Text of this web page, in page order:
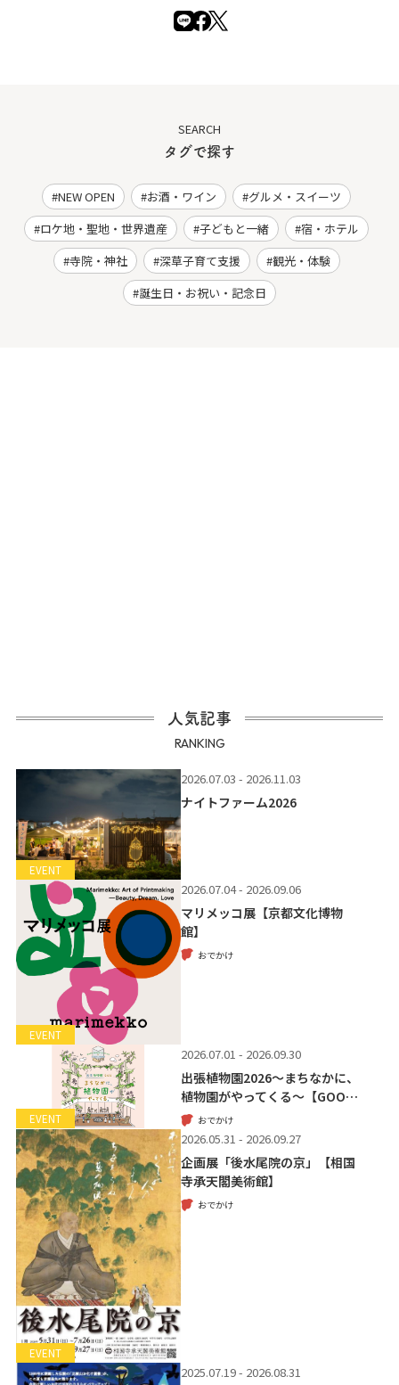
SEARCH
タグで探す
NEW OPEN お酒・ワイン
グルメ・スイーツ
ロケ地・聖地・世界遺産
子どもと一緒
宿・ホテル
寺院・神社
深草子育て支援
観光・体験
誕生日・お祝い・記念日
人気記事
RANKING
EVENT
2026.07.03 - 2026.11.03
ナイトファーム2026
EVENT
2026.07.04 - 2026.09.06
マリメッコ展【京都文化博物
館】
おでかけ
EVENT
2026.07.01 - 2026.09.30
出張植物園2026～まちなかに、
植物園がやってくる～【GOO…
おでかけ
EVENT
2026.05.31 - 2026.09.27
企画展「後水尾院の京」【相国
寺承天閣美術館】
おでかけ
2025.07.19 - 2026.08.31